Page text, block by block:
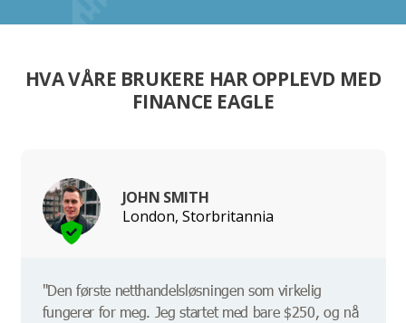
HVA VÅRE BRUKERE HAR OPPLEVD MED
FINANCE EAGLE
JOHN SMITH
London, Storbritannia
"Den første netthandelsløsningen som virkelig
fungerer for meg. Jeg startet med bare $250, og nå